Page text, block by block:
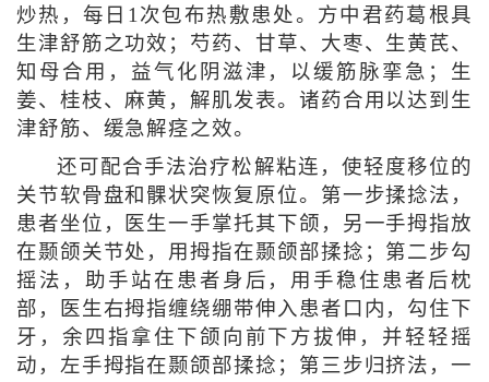
炒热，每日1次包布热敷患处。方中君药葛根具
生津舒筋之功效；芍药、甘草、大枣、生黄芪、
知母合用，益气化阴滋津，以缓筋脉挛急；生
姜、桂枝、麻黄，解肌发表。诸药合用以达到生
津舒筋、缓急解痉之效。
还可配合手法治疗松解粘连，使轻度移位的
关节软骨盘和髁状突恢复原位。第一步揉捻法，
患者坐位，医生一手掌托其下颌，另一手拇指放
在颞颌关节处，用拇指在颞颌部揉捻；第二步勾
摇法，助手站在患者身后，用手稳住患者后枕
部，医生右拇指缠绕绷带伸入患者口内，勾住下
牙，余四指拿住下颌向前下方拔伸，并轻轻摇
动，左手拇指在颞颌部揉捻；第三步归挤法，一